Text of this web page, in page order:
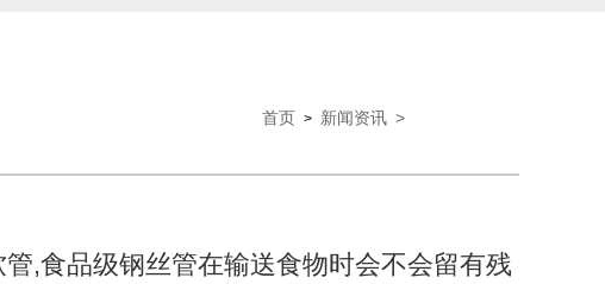
首页 > 新闻资讯 >
,食品级钢丝管在输送食物时会不会留有残